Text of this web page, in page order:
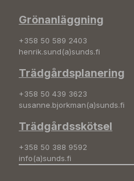
Grönanläggning
+358 50 589 2403
henrik.sund(a)sunds.fi
Trädgårdsplanering
+358 50 439 3623
susanne.bjorkman(a)sunds.fi
Trädgårdsskötsel
+358 50 388 9592
info(a)sunds.fi